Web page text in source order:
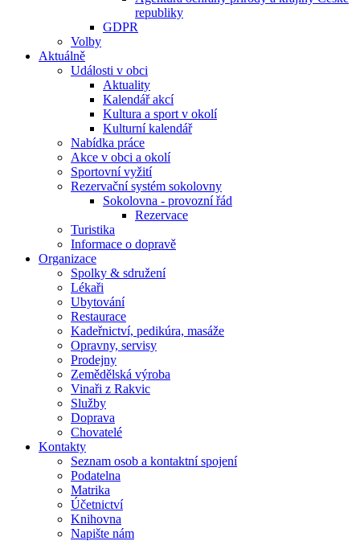
republiky
GDPR
Volby
Aktuálně
Události v obci
Aktuality
Kalendář akcí
Kultura a sport v okolí
Kulturní kalendář
Nabídka práce
Akce v obci a okolí
Sportovní vyžití
Rezervační systém sokolovny
Sokolovna - provozní řád
Rezervace
Turistika
Informace o dopravě
Organizace
Spolky & sdružení
Lékaři
Ubytování
Restaurace
Kadeřnictví, pedikúra, masáže
Opravny, servisy
Prodejny
Zemědělská výroba
Vinaři z Rakvic
Služby
Doprava
Chovatelé
Kontakty
Seznam osob a kontaktní spojení
Podatelna
Matrika
Účetnictví
Knihovna
Napište nám